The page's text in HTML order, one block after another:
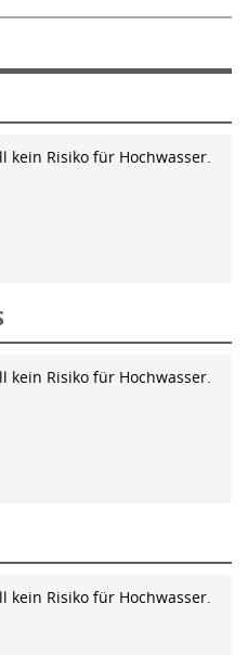
kein Risiko für Hochwasser.
kein Risiko für Hochwasser.
kein Risiko für Hochwasser.